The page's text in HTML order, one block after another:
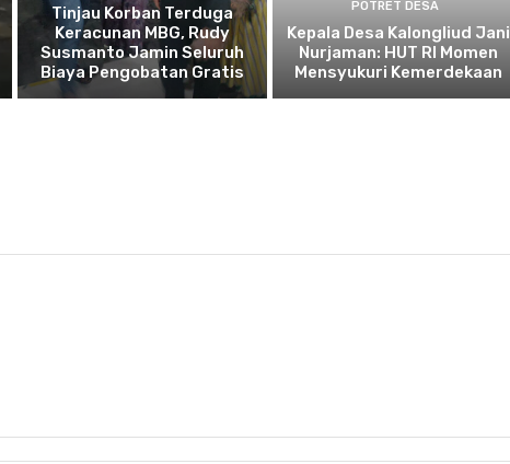
Tinjau Korban Terduga
Keracunan MBG, Rudy
Susmanto Jamin Seluruh
Biaya Pengobatan Gratis
POTRET DESA
Kepala Desa Kalongliud Jani
Nurjaman: HUT RI Momen
Mensyukuri Kemerdekaan